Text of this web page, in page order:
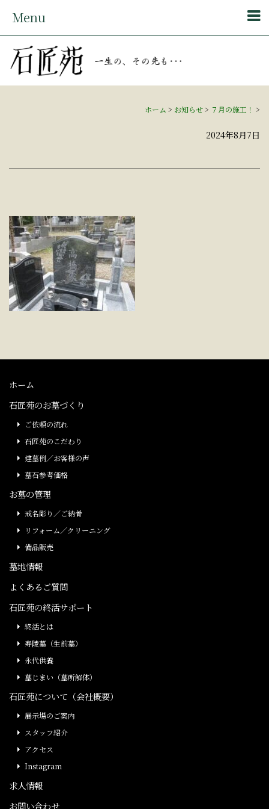
Menu
ホーム > お知らせ> ７月の施工！ >
2024年8月7日
ホーム
石匠苑のお墓づくり
ご依頼の流れ
石匠苑のこだわり
建墓例／お客様の声
墓石参考価格
お墓の管理
戒名彫り／ご納骨
リフォーム／クリーニング
備品販売
墓地情報
よくあるご質問
石匠苑の終活サポート
終活とは
寿陵墓（生前墓）
永代供養
墓じまい（墓所解体）
石匠苑について（会社概要）
展示場のご案内
スタッフ紹介
アクセス
Instagram
求人情報
お問い合わせ